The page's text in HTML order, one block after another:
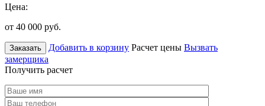
Цена:
от 40 000 руб.
Заказать Добавить в корзину Расчет цены Вызвать
замерщика
Получить расчет